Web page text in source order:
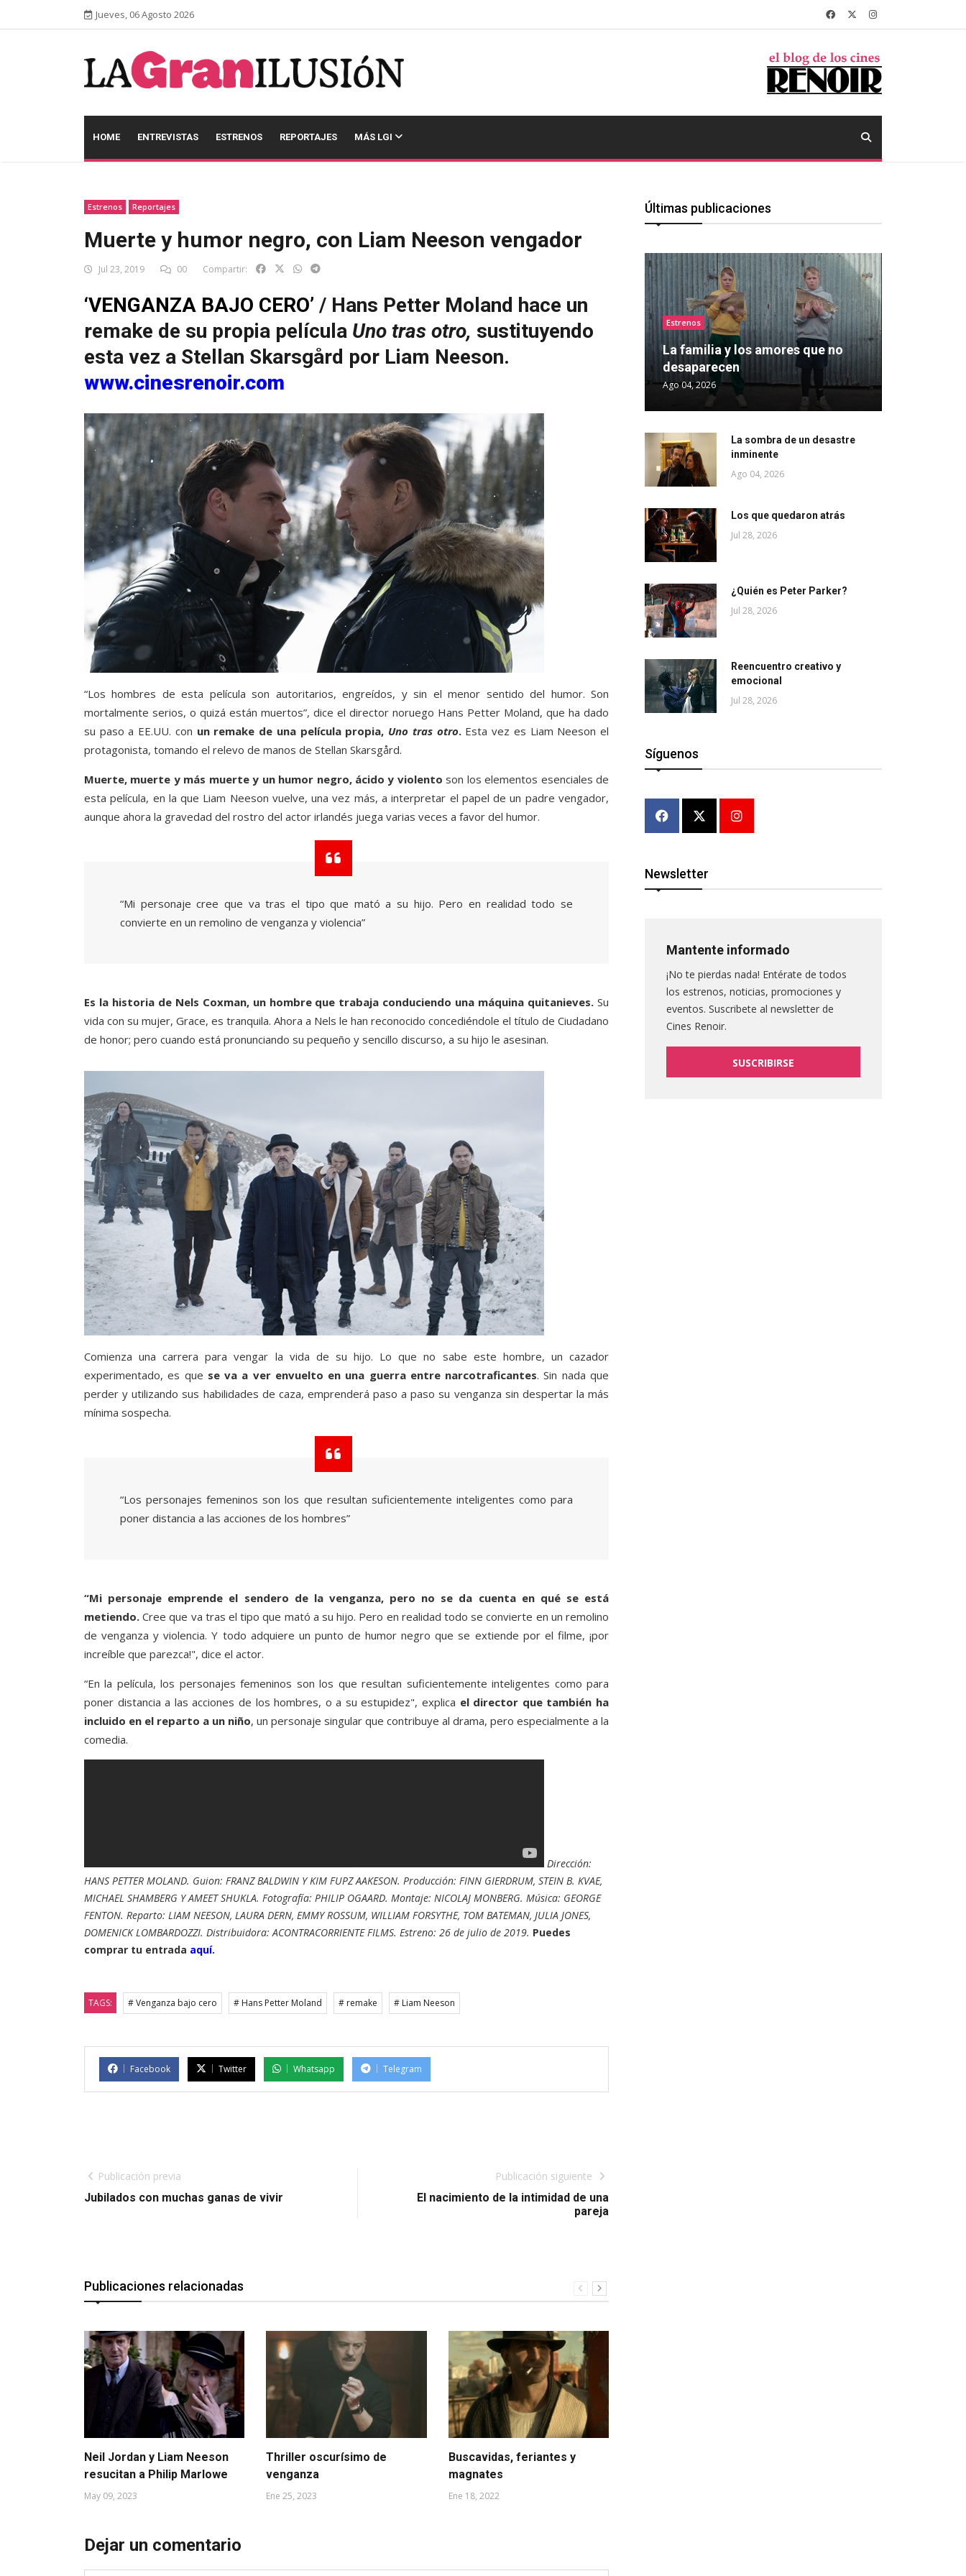
Jueves, 06 Agosto 2026
HOME ENTREVISTAS ESTRENOS REPORTAJES MÁS LGI
Estrenos Reportajes
Muerte y humor negro, con Liam Neeson vengador
Jul 23, 2019 00 Compartir:
‘VENGANZA BAJO CERO’ / Hans Petter Moland hace un
remake de su propia película Uno tras otro, sustituyendo
esta vez a Stellan Skarsgård por Liam Neeson.
www.cinesrenoir.com
“Los hombres de esta película son autoritarios, engreídos, y sin el menor sentido del humor. Son
mortalmente serios, o quizá están muertos”, dice el director noruego Hans Petter Moland, que ha dado
su paso a EE.UU. con un remake de una película propia, Uno tras otro.Esta vez es Liam Neeson el
protagonista, tomando el relevo de manos de Stellan Skarsgård.
Muerte, muerte y más muerte y un humor negro, ácido y violento son los elementos esenciales de
esta película, en la que Liam Neeson vuelve, una vez más, a interpretar el papel de un padre vengador,
aunque ahora la gravedad del rostro del actor irlandés juega varias veces a favor del humor.
“Mi personaje cree que va tras el tipo que mató a su hijo. Pero en realidad todo se
convierte en un remolino de venganza y violencia”
Es la historia de Nels Coxman, un hombre que trabaja conduciendo una máquina quitanieves. Su
vida con su mujer, Grace, es tranquila. Ahora a Nels le han reconocido concediéndole el título de Ciudadano
de honor; pero cuando está pronunciando su pequeño y sencillo discurso, a su hijo le asesinan.
Comienza una carrera para vengar la vida de su hijo. Lo que no sabe este hombre, un cazador
experimentado, es que se va a ver envuelto en una guerra entre narcotraficantes. Sin nada que
perder y utilizando sus habilidades de caza, emprenderá paso a paso su venganza sin despertar la más
mínima sospecha.
“Los personajes femeninos son los que resultan suficientemente inteligentes como para
poner distancia a las acciones de los hombres”
“Mi personaje emprende el sendero de la venganza, pero no se da cuenta en qué se está
metiendo.Cree que va tras el tipo que mató a su hijo. Pero en realidad todo se convierte en un remolino
de venganza y violencia. Y todo adquiere un punto de humor negro que se extiende por el filme, ¡por
increíble que parezca!", dice el actor.
“En la película, los personajes femeninos son los que resultan suficientemente inteligentes como para
poner distancia a las acciones de los hombres, o a su estupidez", explica el director que también ha
incluido en el reparto a un niño, un personaje singular que contribuye al drama, pero especialmente a la
comedia.
Dirección:
HANS PETTER MOLAND. Guion: FRANZ BALDWIN Y KIM FUPZ AAKESON. Producción: FINN GIERDRUM, STEIN B. KVAE,
MICHAEL SHAMBERG Y AMEET SHUKLA. Fotografía: PHILIP OGAARD. Montaje: NICOLAJ MONBERG. Música: GEORGE
FENTON. Reparto: LIAM NEESON, LAURA DERN, EMMY ROSSUM, WILLIAM FORSYTHE, TOM BATEMAN, JULIA JONES,
DOMENICK LOMBARDOZZI. Distribuidora: ACONTRACORRIENTE FILMS. Estreno: 26 de julio de 2019. Puedes
comprar tu entrada aquí.
TAGS: # Venganza bajo cero # Hans Petter Moland # remake # Liam Neeson
Facebook Twitter Whatsapp Telegram
Publicación previa
Jubilados con muchas ganas de vivir
Publicación siguiente
El nacimiento de la intimidad de una
pareja
Publicaciones relacionadas
Neil Jordan y Liam Neeson
resucitan a Philip Marlowe
May 09, 2023
Thriller oscurísimo de
venganza
Ene 25, 2023
Buscavidas, feriantes y
magnates
Ene 18, 2022
Dejar un comentario
Últimas publicaciones
Estrenos
La familia y los amores que no
desaparecen
Ago 04, 2026
La sombra de un desastre
inminente
Ago 04, 2026
Los que quedaron atrás
Jul 28, 2026
¿Quién es Peter Parker?
Jul 28, 2026
Reencuentro creativo y
emocional
Jul 28, 2026
Síguenos
Newsletter
Mantente informado
¡No te pierdas nada! Entérate de todos
los estrenos, noticias, promociones y
eventos. Suscribete al newsletter de
Cines Renoir.
SUSCRIBIRSE